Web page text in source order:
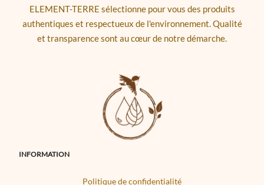
ELEMENT-TERRE sélectionne pour vous des produits
authentiques et respectueux de l'environnement. Qualité
et transparence sont au cœur de notre démarche.
INFORMATION
Politique de confidentialité